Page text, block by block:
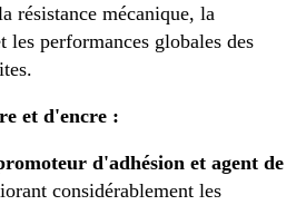
résistance mécanique, la
les performances globales des
et d'encre :
d'adhésion et agent de
considérablement les